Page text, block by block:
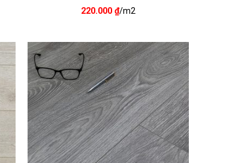
220.000 ₫/m2